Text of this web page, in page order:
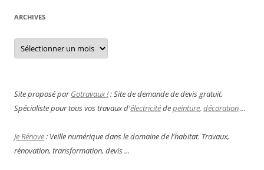
ARCHIVES
Archives
Site proposé parGotravaux !: Site de demande de devis gratuit.
Spécialiste pour tous vos travaux d'électricitédepeinture, décoration...
Je Rénove: Veille numérique dans le domaine de l'habitat. Travaux,
rénovation, transformation, devis ...